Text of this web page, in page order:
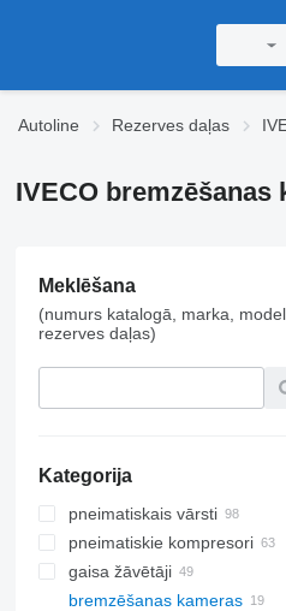
Autoline Rezerves daļas
IVECO
Meklēšana
(numurs katalogā, marka,
rezerves daļas)
Kategorija
pneimatiskais vārsti
pneimatiskie kompresori
gaisa žāvētāji
bremzēšanas kameras